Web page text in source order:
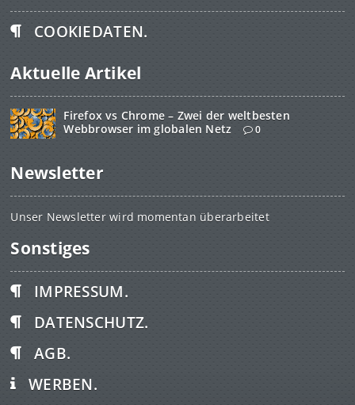
COOKIEDATEN.
Aktuelle Artikel
Firefox vs Chrome – Zwei der weltbesten
Webbrowser im globalen Netz
0
Newsletter
Unser Newsletter wird momentan überarbeitet
Sonstiges
IMPRESSUM.
DATENSCHUTZ.
AGB.
WERBEN.